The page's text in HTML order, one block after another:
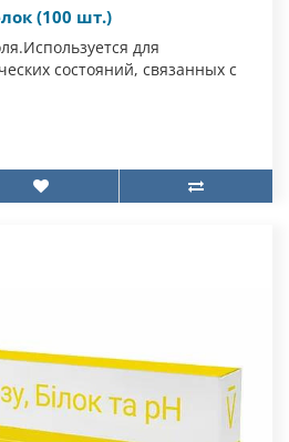
(100 шт.)
для
состояний, связанных с